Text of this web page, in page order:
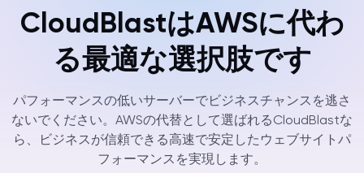
CloudBlastはAWSに代わ
る最適な選択肢です
パフォーマンスの低いサーバーでビジネスチャンスを逃さ
ないでください。AWSの代替として選ばれるCloudBlastな
ら、ビジネスが信頼できる高速で安定したウェブサイトパ
フォーマンスを実現します。